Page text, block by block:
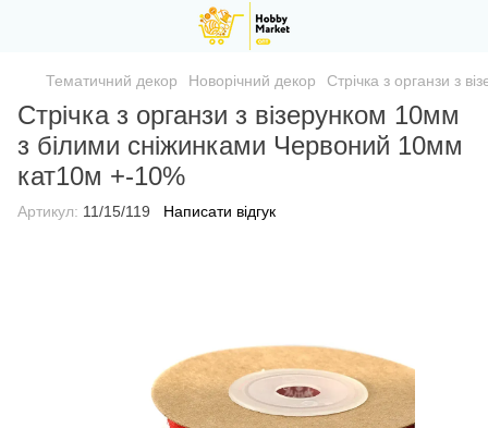
Тематичний декор Новорічний декор Стрічка з органзи з
Стрічка з органзи з візерунком 10мм
з білими сніжинками Червоний 10мм
кат10м +-10%
Артикул: 11/15/119 Написати відгук